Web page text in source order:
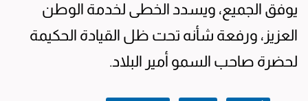
يوفق الجميع، ويسدد الخطى لخدمة الوطن
العزيز، ورفعة شأنه تحت ظل القيادة الحكيمة
لحضرة صاحب السمو أمير البلاد.